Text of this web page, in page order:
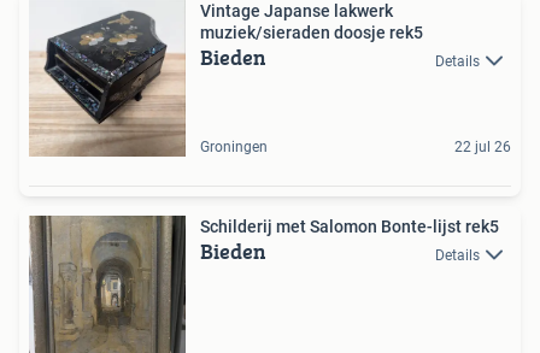
Vintage Japanse lakwerk
muziek/sieraden doosje rek5
Bieden Details
Groningen 22 jul 26
Schilderij met Salomon Bonte-lijst rek5
Bieden Details